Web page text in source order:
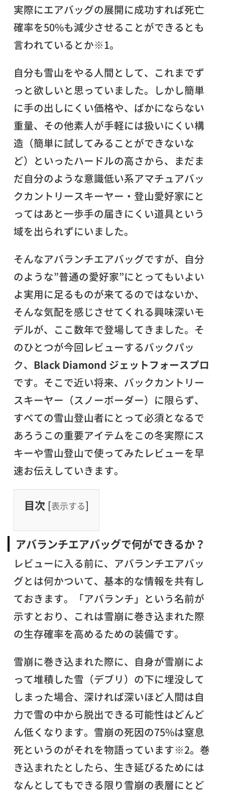
実際にエアバッグの展開に成功すれば死亡
確率を50%も減少させることができるとも
言われているとか※1。
自分も雪山をやる人間として、これまでず
っと欲しいと思っていました。しかし簡単
に手の出しにくい価格や、ばかにならない
重量、その他素人が手軽には扱いにくい構
造（簡単に試してみることができないな
ど）といったハードルの高さから、まだま
だ自分のような意識低い系アマチュアバッ
クカントリースキーヤー・登山愛好家にと
ってはあと一歩手の届きにくい道具という
域を出られずにいました。
そんなアバランチエアバッグですが、自分
のような”普通の愛好家”にとってもいよい
よ実用に足るものが来てるのではないか、
そんな気配を感じさせてくれる興味深いモ
デルが、ここ数年で登場してきました。そ
のひとつが今回レビューするバックパッ
ク、 Black Diamond ジェットフォースプロ
です。そこで近い将来、バックカントリー
スキーヤー（スノーボーダー）に限らず、
すべての雪山登山者にとって必須となるで
あろうこの重要アイテムをこの冬実際にス
キーや雪山登山で使ってみたレビューを早
速お伝えしていきます。
目次 [表示する]
アバランチエアバッグで何ができるか？
レビューに入る前に、アバランチエアバッ
グとは何かついて、基本的な情報を共有し
ておきます。「アバランチ」という名前が
示すとおり、これは雪崩に巻き込まれた際
の生存確率を高めるための装備です。
雪崩に巻き込まれた際に、自身が雪崩によ
って堆積した雪（デブリ）の下に埋没して
しまった場合、深ければ深いほど人間は自
力で雪の中から脱出できる可能性はどんど
ん低くなります。雪崩の死因の75%は窒息
死というのがそれを物語っています※2。巻
き込まれたとしたら、生き延びるためには
なんとしてもできる限り雪崩の表層にとど